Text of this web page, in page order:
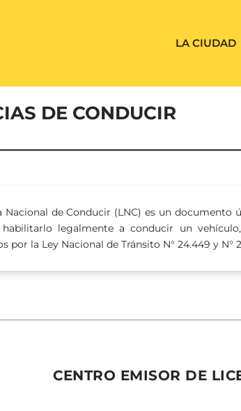
LA CIUDAD
DE CONDUCIR
Nacional de Conducir (LNC) es un
legalmente a conducir un
por la Ley Nacional de Tránsito N° 24.449 y N°
CENTRO EMISOR DE